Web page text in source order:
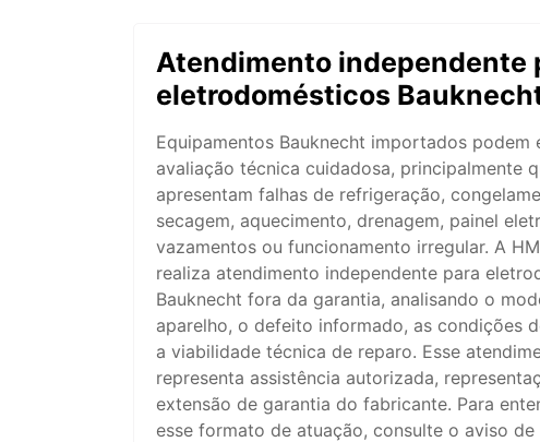
Atendimento independente
eletrodomésticos
Equipamentos Bauknecht importados podem
avaliação técnica cuidadosa, principalmente
apresentam falhas de refrigeração,
secagem, aquecimento, drenagem, painel
vazamentos ou funcionamento irregular. A
realiza atendimento independente para
Bauknecht fora da garantia, analisando o
aparelho, o defeito informado, as condições
a viabilidade técnica de reparo. Esse
representa assistência autorizada,
extensão de garantia do fabricante. Para
esse formato de atuação, consulte o aviso de